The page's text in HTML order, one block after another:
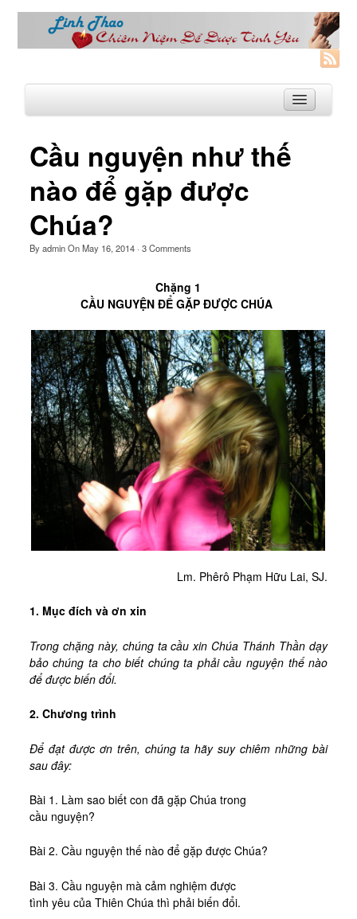
Linh Thao
Linh Thao là gì?
Linhthao.org
Bạn Đường Linh Thao
Để Tự Do và Hạnh Phúc hơn
Khoá Linh Thao
Kinh Nghiệm
Hình Ảnh
Cầu Nguyện
Bài Cầu Nguyện
Cách Cầu Nguyện
Nhận Định
Phương Pháp CN, Xét Mình
Tác Phẩm
Đến với Ba Ngôi qua Kinh Lạy Cha
Thao Luyện Nhẹ Nhàng
Xin Cho Con Gặp Được Chúa
Tài Liệu
Sách Linh Thao
Chú Giải Linh Thao
Khóa HD Linh hướng
Linh Thao Tám Ngày
Linh Thao Mười Ngày
Linh Thao 30 Ngày
Linh Thao Trong Cuộc Sống
Cầu nguyện như thế
nào để gặp được
Chúa?
ByadminOnMay 16, 2014· 3Comments
Chặng 1
CẦU NGUYỆN ĐỂ GẶP ĐƯỢC CHÚA
Lm. Phêrô Phạm Hữu Lai, SJ.
1. Mục đích và ơn xin
Trong chặng này, chúng ta cầu xin Chúa Thánh Thần dạy
bảo chúng ta cho biết chúng ta phải cầu nguyện thế nào
để được biến đổi.
2. Chương trình
Để đạt được ơn trên, chúng ta hãy suy chiêm những bài
sau đây:
Bài 1. Làm sao biết con đã gặp Chúa trong
cầu nguyện?
Bài 2. Cầu nguyện thế nào để gặp được Chúa?
Bài 3. Cầu nguyện mà cảm nghiệm được
tình yêu của Thiên Chúa thì phải biến đổi.